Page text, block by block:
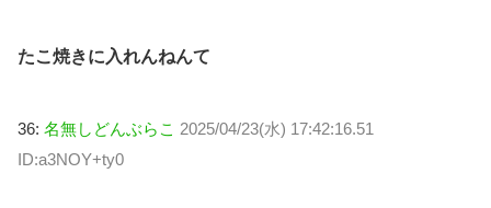
たこ焼きに入れんねんて
36: 名無しどんぶらこ 2025/04/23(水) 17:42:16.51
ID:a3NOY+ty0